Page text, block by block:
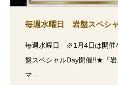
毎週水曜日 岩盤スペシ
毎週水曜日 ※1月4日は開催
盤スペシャルDay開催!!★『岩
マ…